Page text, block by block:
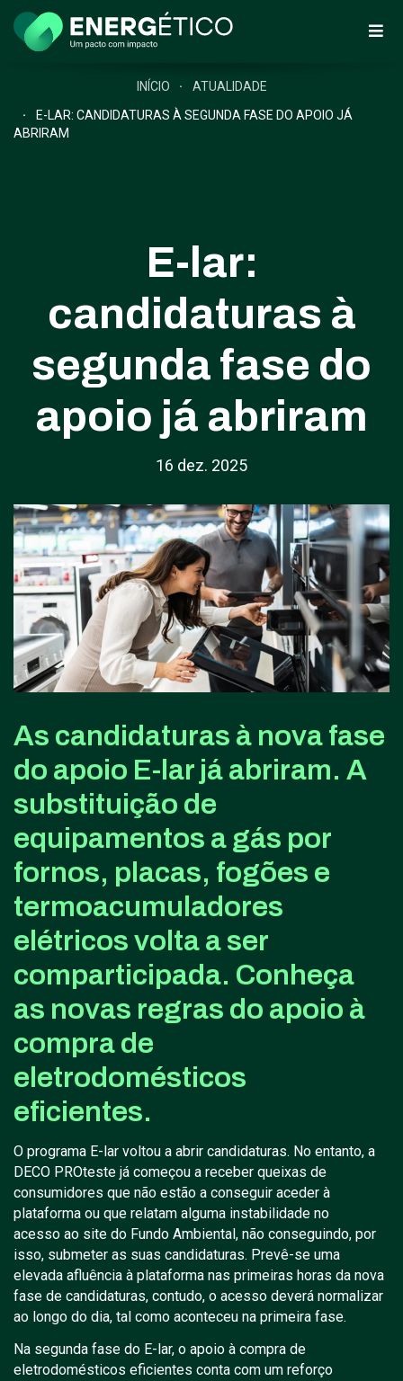
INÍCIO
ATUALIDADE
E-LAR: CANDIDATURAS À SEGUNDA FASE DO APOIO JÁ
ABRIRAM
E-lar:
candidaturas à
segunda fase do
apoio já abriram
16 dez. 2025
As candidaturas à nova fase
do apoio E-lar já abriram. A
substituição de
equipamentos a gás por
fornos, placas, fogões e
termoacumuladores
elétricos volta a ser
comparticipada. Conheça
as novas regras do apoio à
compra de
eletrodomésticos
eficientes.
O programa E-lar voltou a abrir candidaturas. No entanto, a
DECO PROteste já começou a receber queixas de
consumidores que não estão a conseguir aceder à
plataforma ou que relatam alguma instabilidade no
acesso ao site do Fundo Ambiental, não conseguindo, por
isso, submeter as suas candidaturas. Prevê-se uma
elevada afluência à plataforma nas primeiras horas da nova
fase de candidaturas, contudo, o acesso deverá normalizar
ao longo do dia, tal como aconteceu na primeira fase.
Na segunda fase do E-lar, o apoio à compra de
eletrodomésticos eficientes conta com um reforço